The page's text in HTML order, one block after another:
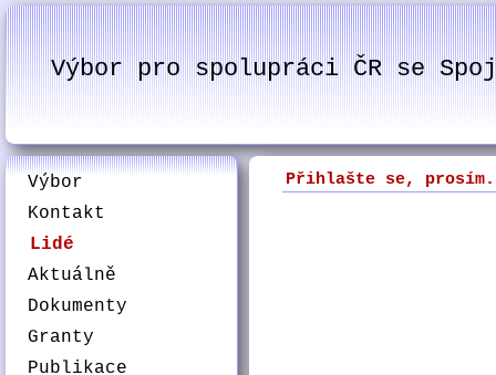
Výbor pro spolupráci ČR se
Výbor
Kontakt
Lidé
Aktuálně
Dokumenty
Granty
Publikace
Přihlašte se,